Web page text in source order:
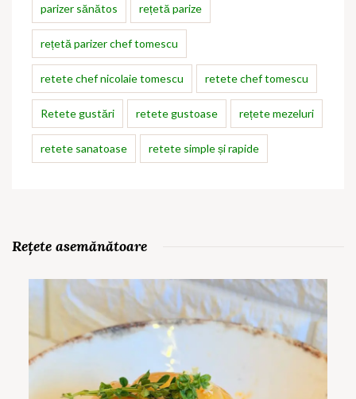
parizer sănătos rețetă parize
rețetă parizer chef tomescu
retete chef nicolaie tomescu retete chef tomescu
Retete gustări retete gustoase rețete mezeluri
retete sanatoase retete simple și rapide
Rețete asemănătoare